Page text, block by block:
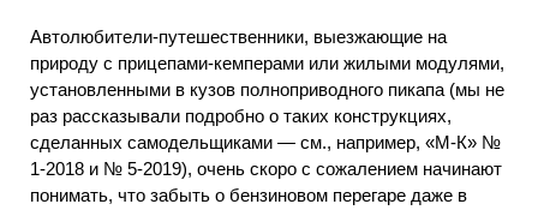
Автолюбители-путешественники, выезжающие на
природу с прицепами-кемперами или жилыми модулями,
установленными в кузов полноприводного пикапа (мы не
раз рассказывали подробно о таких конструкциях,
сделанных самодельщиками — см., например, «М-К» №
1-2018 и № 5-2019), очень скоро с сожалением начинают
понимать, что забыть о бензиновом перегаре даже в